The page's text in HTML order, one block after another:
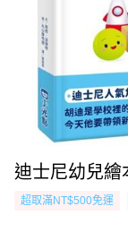
迪士尼幼兒繪
超取滿NT$500免運